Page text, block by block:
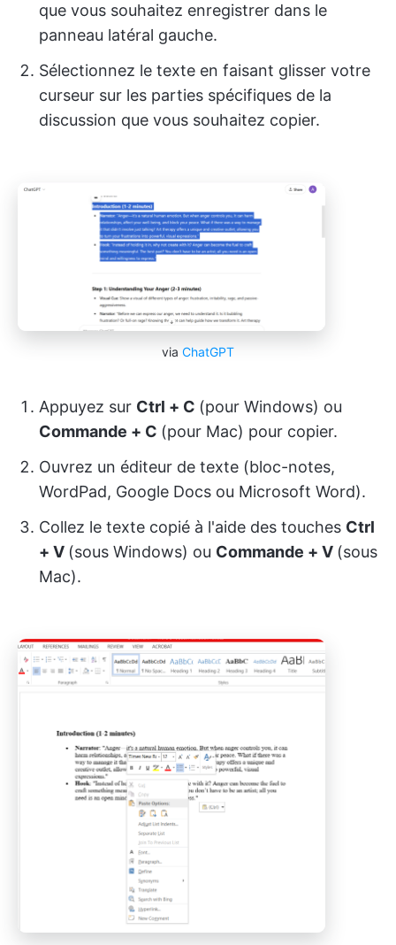
que vous souhaitez enregistrer dans le
panneau latéral gauche.
Sélectionnez le texte en faisant glisser votre
curseur sur les parties spécifiques de la
discussion que vous souhaitez copier.
via ChatGPT
Appuyez sur Ctrl + C (pour Windows) ou
Commande + C (pour Mac) pour copier.
Ouvrez un éditeur de texte (bloc-notes,
WordPad, Google Docs ou Microsoft Word).
Collez le texte copié à l'aide des touches Ctrl
+ V (sous Windows) ou Commande + V (sous
Mac).